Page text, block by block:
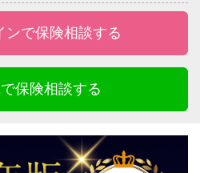
ンで保険相談する
保険相談する